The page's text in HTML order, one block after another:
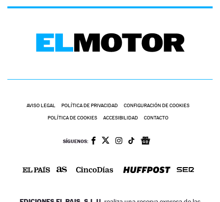
AVISO LEGAL POLÍTICA DE PRIVACIDAD CONFIGURACIÓN DE COOKIES
POLÍTICA DE COOKIES ACCESIBILIDAD CONTACTO
SÍGUENOS: